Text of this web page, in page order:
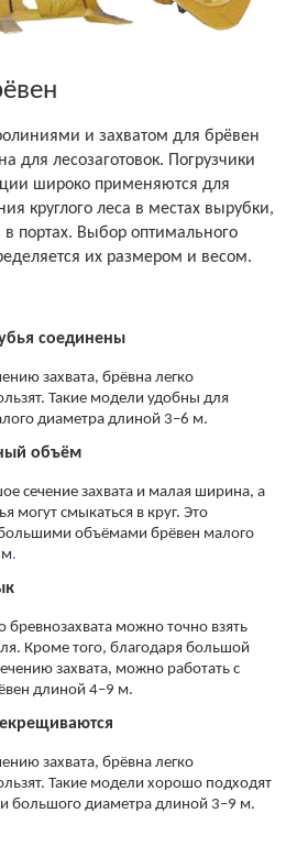
и захватом для брёвен
лесозаготовок. Погрузчики
широко применяются для
круглого леса в местах вырубки,
портах. Выбор оптимального
их размером и весом.
соединены
захвата, брёвна легко
Такие модели удобны для
диаметра длиной 3–6 м.
объём
сечение захвата и малая ширина, а
могут смыкаться в круг. Это
большими объёмами брёвен малого
м.
бревнозахвата можно точно взять
Кроме того, благодаря большой
захвата, можно работать с
длиной 4–9 м.
захвата, брёвна легко
Такие модели хорошо подходят
большого диаметра длиной 3–9 м.